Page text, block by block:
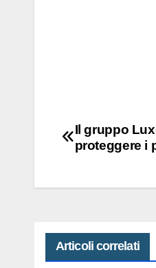
Il gruppo
proteggere i
Articoli correlati